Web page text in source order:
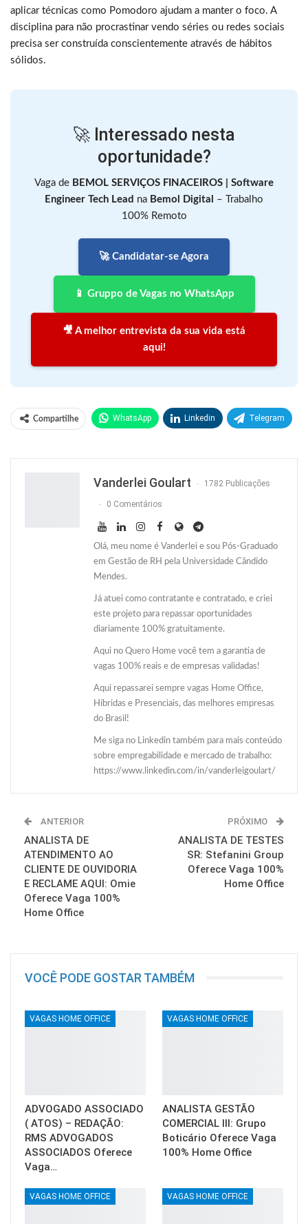
aplicar técnicas como Pomodoro ajudam a manter o foco. A
disciplina para não procrastinar vendo séries ou redes sociais
precisa ser construída conscientemente através de hábitos
sólidos.
🚀 Interessado nesta
oportunidade?
Vaga de BEMOL SERVIÇOS FINACEIROS | Software
Engineer Tech Lead na Bemol Digital
– Trabalho
100% Remoto
🚀 Candidatar-se Agora
📱 Gruppo de Vagas no WhatsApp
🎥 A melhor entrevista da sua vida está
aqui!
Compartilhe WhatsApp Linkedin Telegram
Vanderlei Goulart 1782 Publicações
0 Comentários
Olá, meu nome é Vanderlei e sou Pós-Graduado
em Gestão de RH pela Universidade Cândido
Mendes.
Já atuei como contratante e contratado, e criei
este projeto para repassar oportunidades
diariamente 100% gratuitamente.
Aqui no Quero Home você tem a garantia de
vagas 100% reais e de empresas validadas!
Aqui repassarei sempre vagas Home Office,
Híbridas e Presenciais, das melhores empresas
do Brasil!
Me siga no Linkedin também para mais conteúdo
sobre empregabilidade e mercado de trabalho:
https://www.linkedin.com/in/vanderleigoulart/
ANTERIOR
ANALISTA DE
ATENDIMENTO AO
CLIENTE DE OUVIDORIA
E RECLAME AQUI: Omie
Oferece Vaga 100%
Home Office
PRÓXIMO
ANALISTA DE TESTES
SR: Stefanini Group
Oferece Vaga 100%
Home Office
VOCÊ PODE GOSTAR TAMBÉM
VAGAS HOME OFFICE
ADVOGADO ASSOCIADO
( ATOS) – REDAÇÃO:
RMS ADVOGADOS
ASSOCIADOS Oferece
Vaga…
VAGAS HOME OFFICE
ANALISTA GESTÃO
COMERCIAL III: Grupo
Boticário Oferece Vaga
100% Home Office
VAGAS HOME OFFICE VAGAS HOME OFFICE